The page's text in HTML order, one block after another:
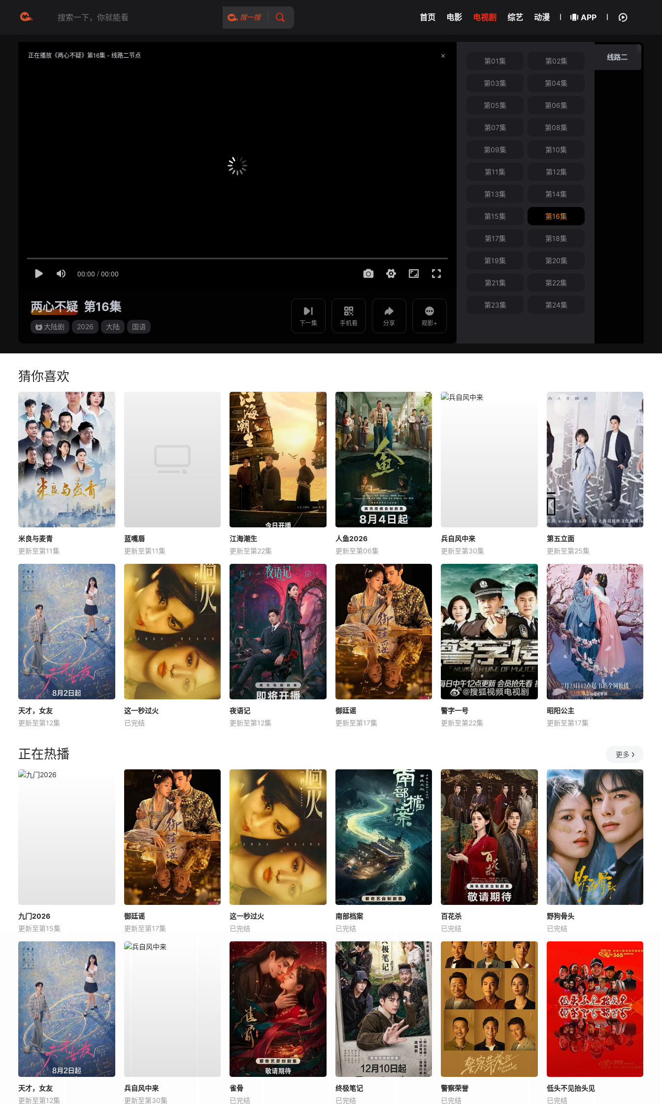
搜一搜 首页 电影 电视剧 综艺 动漫 APP
正在播放《两心不疑》第16集 - 线路二节点
两心不疑 第16集
大陆剧 2026 大陆 国语 下一集 手机看 分享 观影+
如遇无法播放请提交给我们
线路二
第01集 第02集
第03集 第04集
第05集 第06集
第07集 第08集
第09集 第10集
第11集 第12集
第13集 第14集
第15集 第16集
第17集 第18集
第19集 第20集
第21集 第22集
第23集 第24集
猜你喜欢
米良与麦青
更新至第11集
蓝嘴唇
更新至第11集
江海潮生
更新至第22集
人鱼2026
更新至第06集
兵自风中来
更新至第30集
第五立面
更新至第25集
天才，女友
更新至第12集
这一秒过火
已完结
夜语记
更新至第12集
御廷谣
更新至第17集
警字一号
更新至第22集
昭阳公主
更新至第17集
正在热播 更多
九门2026
更新至第15集
御廷谣
更新至第17集
这一秒过火
已完结
南部档案
已完结
百花杀
已完结
野狗骨头
已完结
天才，女友
更新至第12集
兵自风中来
更新至第30集
雀骨
已完结
终极笔记
已完结
警察荣誉
已完结
低头不见抬头见
已完结